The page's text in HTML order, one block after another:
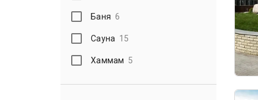
Баня 6
Сауна 15
Хаммам 5